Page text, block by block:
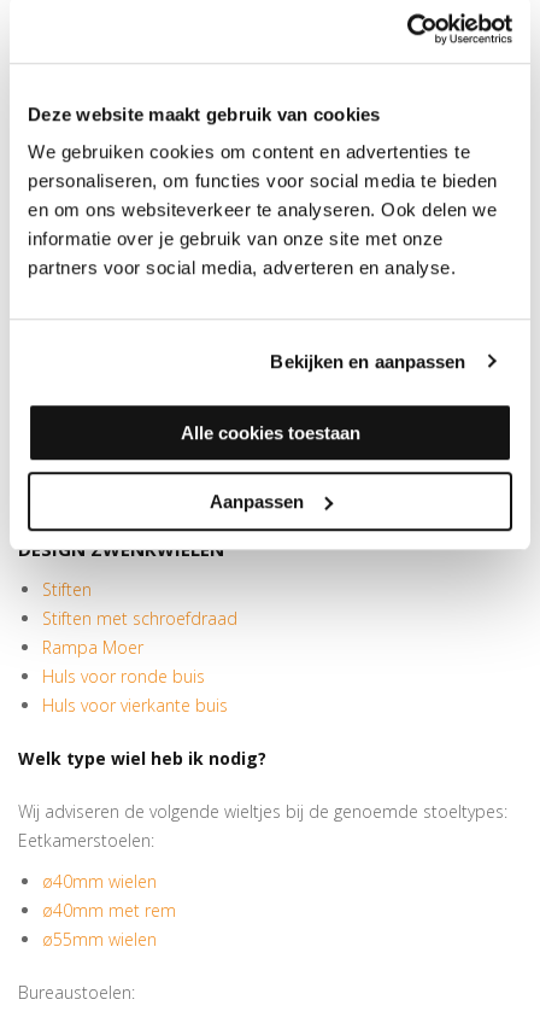
Deze website maakt gebruik van cookies
We gebruiken cookies om content en advertenties te
personaliseren, om functies voor social media te bieden
en om ons websiteverkeer te analyseren. Ook delen we
informatie over je gebruik van onze site met onze
partners voor social media, adverteren en analyse.
Bekijken en aanpassen
Alle cookies toestaan
Aanpassen
gelijk te zijn aan je oude wiel. Hoe groter het loopvlak, hoe beter
het wiel rolt! Heb je een afwijkende maat? Dan kunnen we geen
standaard stiften leveren, maar misschien hebben we een
AANVULLENDE ACCESSOIRES SCRATCH NO MORE
DESIGN ZWENKWIELEN
Stiften
Stiften met schroefdraad
Rampa Moer
Huls voor ronde buis
Huls voor vierkante buis
Welk type wiel heb ik nodig?
Wij adviseren de volgende wieltjes bij de genoemde stoeltypes:
Eetkamerstoelen:
ø40mm wielen
ø40mm met rem
ø55mm wielen
Bureaustoelen: